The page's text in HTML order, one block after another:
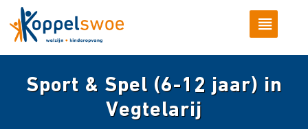
Sport & Spel (6-12 jaar) in
Vegtelarij